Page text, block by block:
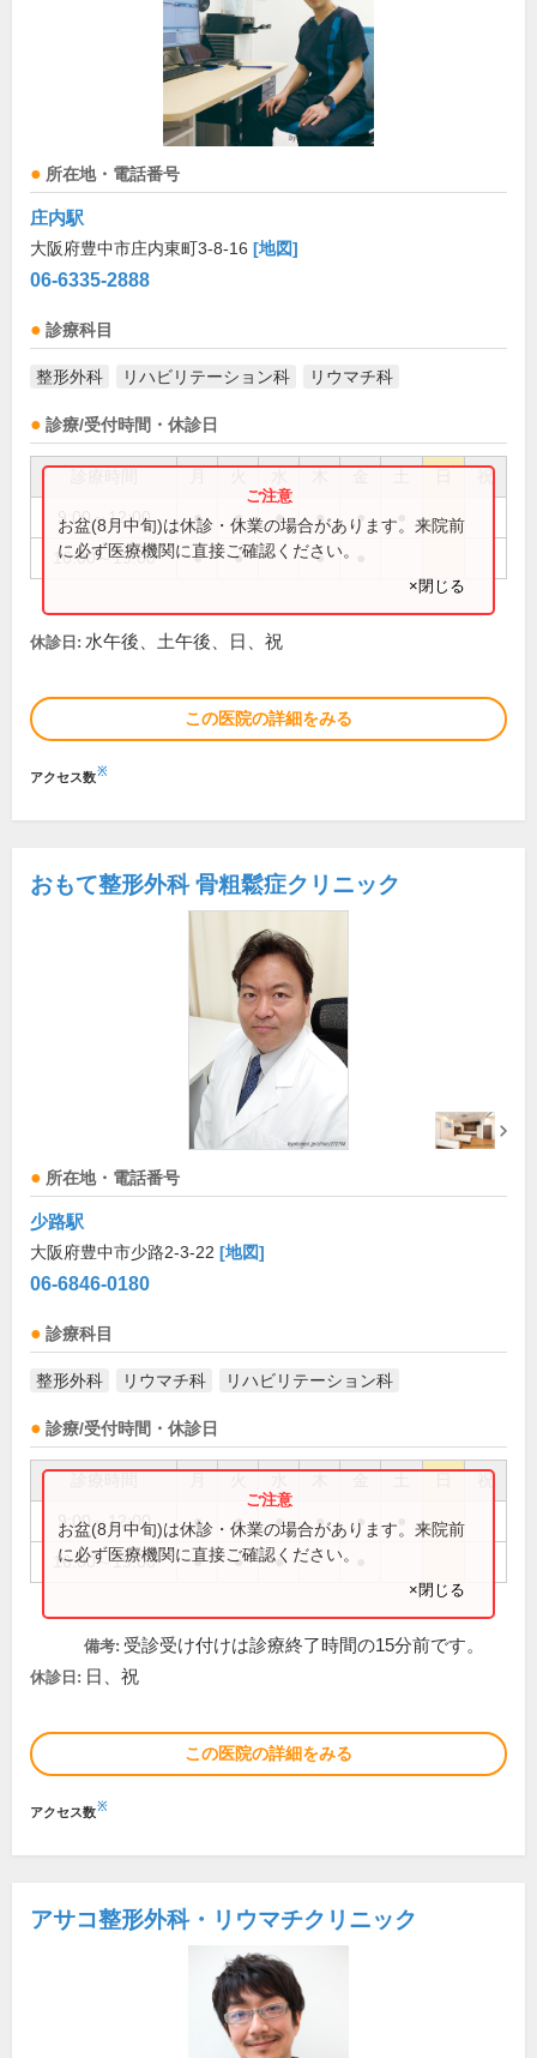
所在地・電話番号
庄内駅
大阪府豊中市庄内東町3-8-16 [地図]
06-6335-2888
診療科目
整形外科 リハビリテーション科 リウマチ科
診療/受付時間・休診日
祝
9:00～12:00 ● ● ● ● ●
16:00～19:00 ● ● ●
お盆(8月中旬)は休診・休業の場合があります。来院前
に必ず医療機関に直接ご確認ください。
×閉じる
休診日: 水午後、土午後、日、祝
この医院の詳細をみる
アクセス数※
おもて整形外科 骨粗鬆症クリニック
所在地・電話番号
少路駅
大阪府豊中市少路2-3-22 [地図]
06-6846-0180
診療科目
整形外科 リウマチ科 リハビリテーション科
診療/受付時間・休診日
祝
9:00～12:00 ● ● ● ● ●
16:00～19:00 ● ● ●
お盆(8月中旬)は休診・休業の場合があります。来院前
に必ず医療機関に直接ご確認ください。
×閉じる
備考: 受診受け付けは診療終了時間の15分前です。
休診日: 日、祝
この医院の詳細をみる
アクセス数※
アサコ整形外科・リウマチクリニック